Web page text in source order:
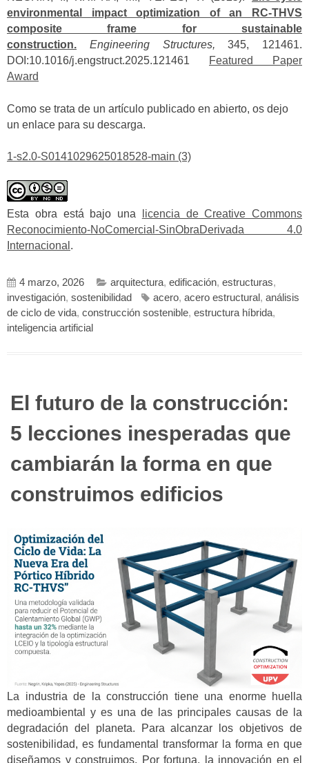
environmental impact optimization of an RC-THVS
composite frame for sustainable
construction.
Engineering Structures,345, 121461.
DOI:10.1016/j.engstruct.2025.121461
Featured Paper
Award
Como se trata de un artículo publicado en abierto, os dejo
un enlace para su descarga.
1-s2.0-S0141029625018528-main (3)
Esta obra está bajo una
licencia de Creative Commons
Reconocimiento-NoComercial-SinObraDerivada 4.0
Internacional .
4 marzo, 2026 arquitectura, edificación, estructuras,
investigación, sostenibilidad acero, acero estructural , análisis
de ciclo de vida, construcción sostenible, estructura híbrida,
inteligencia artificial
El futuro de la construcción:
5 lecciones inesperadas que
cambiarán la forma en que
construimos edificios
La industria de la construcción tiene una enorme huella
medioambiental y es una de las principales causas de la
degradación del planeta. Para alcanzar los objetivos de
sostenibilidad, es fundamental transformar la forma en que
diseñamos y construimos. Por fortuna, la innovación en el